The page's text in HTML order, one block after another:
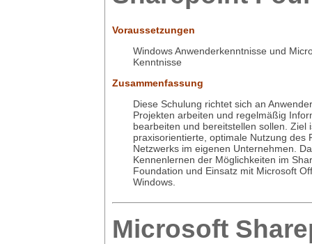
Voraussetzungen
Windows Anwenderkenntnisse und
Kenntnisse
Zusammenfassung
Diese Schulung richtet sich an
Projekten arbeiten und regelmäßig
bearbeiten und bereitstellen sollen. Ziel
praxisorientierte, optimale Nutzung des
Netzwerks im eigenen Unternehmen.
Kennenlernen der Möglichkeiten im
Foundation und Einsatz mit Microsoft
Windows.
Microsoft